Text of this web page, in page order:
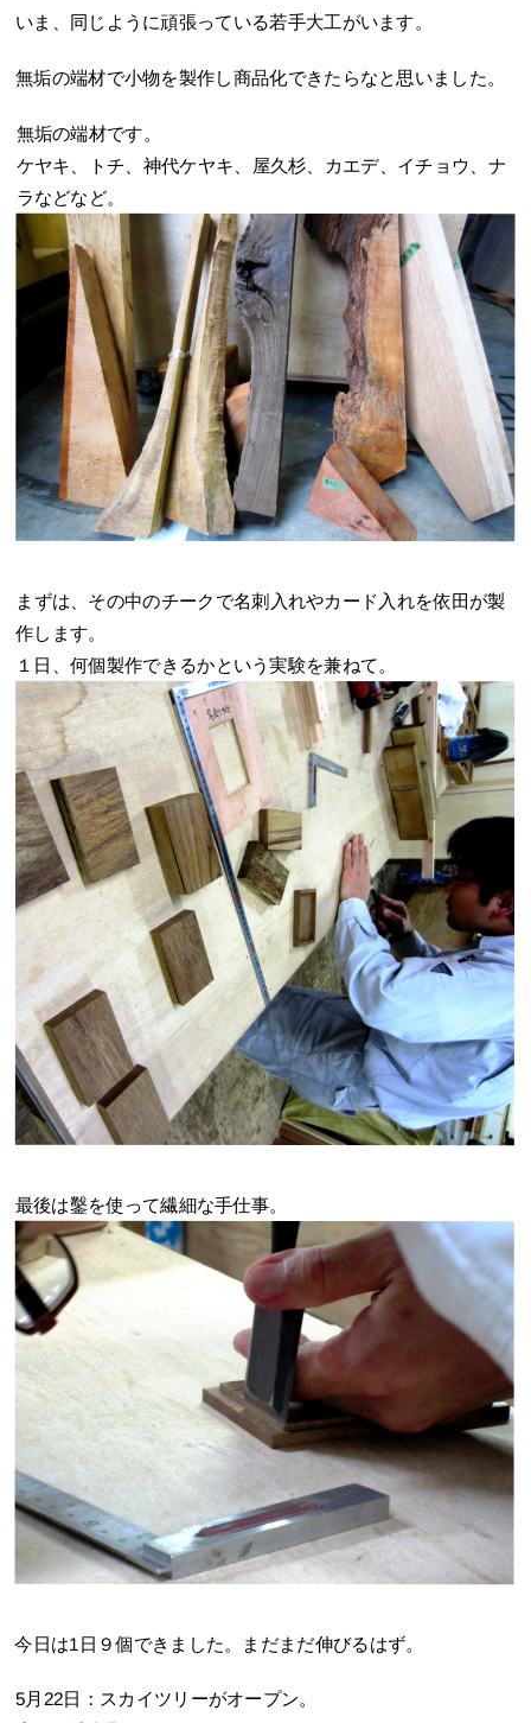
いま、同じように頑張っている若手大工がいます。
無垢の端材で小物を製作し商品化できたらなと思いました。
無垢の端材です。
ケヤキ、トチ、神代ケヤキ、屋久杉、カエデ、イチョウ、ナ
ラなどなど。
まずは、その中のチークで名刺入れやカード入れを依田が製
作します。
１日、何個製作できるかという実験を兼ねて。
最後は鑿を使って繊細な手仕事。
今日は1日９個できました。まだまだ伸びるはず。
5月22日：スカイツリーがオープン。